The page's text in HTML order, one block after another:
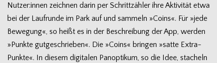
Nutzer:innen zeich­nen darin per Schritt­zäh­ler ihre Akti­vi­tät etwa
bei der Lauf­runde im Park auf und sam­meln »Coins«. Für »jede
Bewe­gung«, so heißt es in der Beschrei­bung der App, wer­den
»Punkte gut­ge­schrie­ben«. Die »Coins« brin­gen »satte Extra-
Punkte«. In die­sem digi­ta­len Pan­op­ti­kum, so die Idee, sta­cheln